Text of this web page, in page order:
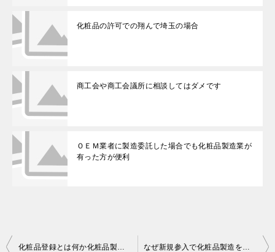
化粧品の許可での翔んで埼玉の場合
商工会や商工会議所に相談してはダメです
ＯＥＭ業者に製造委託した場合でも化粧品製造業が
有った方が便利
投
化粧品登録とは何か化粧品製造販売業とは なぜ新規参入で化粧品製造を自社で考えるのですか